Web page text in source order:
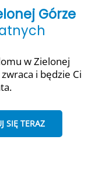
Górze
w Zielonej
i będzie Ci
SIĘ TERAZ